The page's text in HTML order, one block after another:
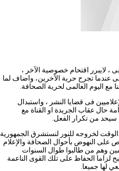
لايبرر اقتحام خصوصية الآخر ،
عندما تجرح حرية الآخرين، واضاف لما
اليوم العالمى لحرية الصحافة.
فى قضايا النشر ، واستبدال
حال عقاب الجريدة او القناة مع
سيحد من تكرار الفعل.
لخروجه للنور لنستشرق الجمهورية
على النهوض بأحوال الصحافة والإعلام
وهم من طالبوا طوال السنوات
لزاما الحفاظ على تلك القوى الناعمة
لها جميعا.